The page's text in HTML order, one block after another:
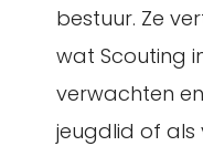
bestuur. Ze
wat Scouting
verwachten
jeugdlid of als